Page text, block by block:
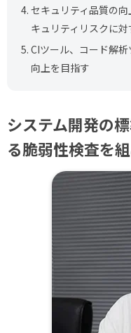
4. セキュリティ品質の
キュリティリスクに
5. CIツール、コード解
向上を目指す
システム開発の
る脆弱性検査を